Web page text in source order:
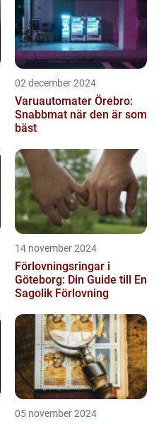
02 december 2024
Varuautomater Örebro:
Snabbmat när den är som
bäst
14 november 2024
Förlovningsringar i
Göteborg: Din Guide till En
Sagolik Förlovning
05 november 2024